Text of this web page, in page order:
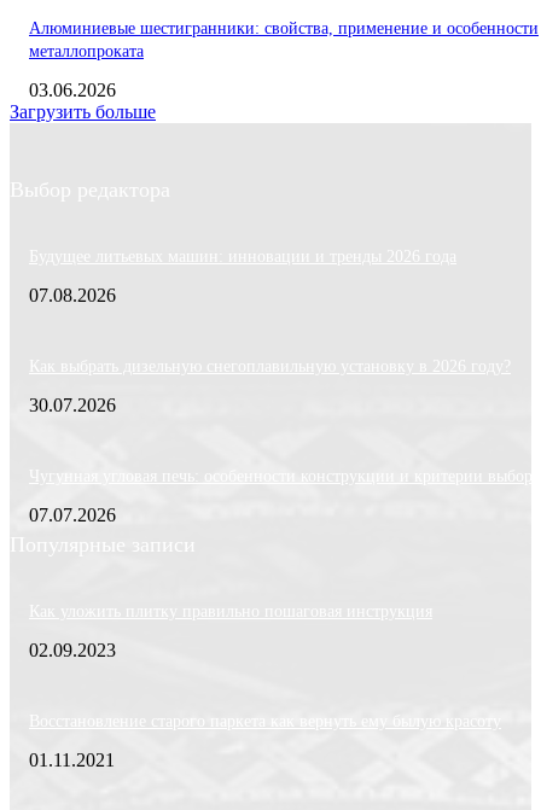
Алюминиевые шестигранники: свойства, применение и особенности
металлопроката
03.06.2026
Загрузить больше
Выбор редактора
Будущее литьевых машин: инновации и тренды 2026 года
07.08.2026
Как выбрать дизельную снегоплавильную установку в 2026 году?
30.07.2026
Чугунная угловая печь: особенности конструкции и критерии выбора
07.07.2026
Популярные записи
Как уложить плитку правильно пошаговая инструкция
02.09.2023
Восстановление старого паркета как вернуть ему былую красоту
01.11.2021